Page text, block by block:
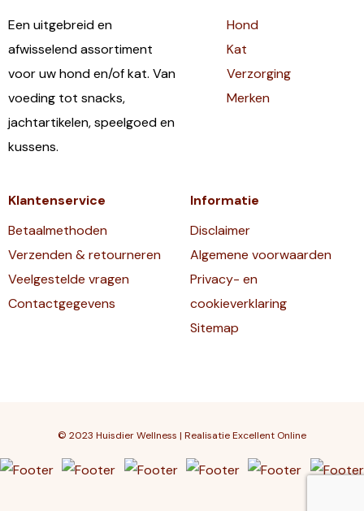
Een uitgebreid en
afwisselend assortiment
voor uw hond en/of kat. Van
voeding tot snacks,
jachtartikelen, speelgoed en
kussens.
Hond
Kat
Verzorging
Merken
Klantenservice
Betaalmethoden
Verzenden & retourneren
Veelgestelde vragen
Contactgegevens
Informatie
Disclaimer
Algemene voorwaarden
Privacy- en
cookieverklaring
Sitemap
© 2023 Huisdier Wellness | RealisatieExcellent Online